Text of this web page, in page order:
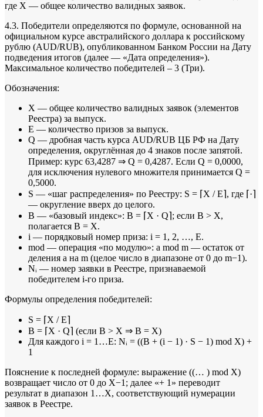
где X — общее количество валидных заявок.
4.3. Победители определяются по формуле, основанной на
официальном курсе австралийского доллара к российскому
рублю (AUD/RUB), опубликованном Банком России на Дату
подведения итогов (далее — «Дата определения»).
Максимальное количество победителей – 3 (Три).
Обозначения:
X — общее количество валидных заявок (элементов
Реестра) за выпуск.
E — количество призов за выпуск.
Q — дробная часть курса AUD/RUB ЦБ РФ на Дату
определения, округлённая до 4 знаков после запятой.
Пример: курс 63,4287 ⇒ Q = 0,4287. Если Q = 0,0000,
для исключения нулевого множителя принимается Q =
0,5000.
S — «шаг распределения» по Реестру: S = ⌈X / E⌉, где ⌈·⌉
— округление вверх до целого.
B — «базовый индекс»: B = ⌈X · Q⌉; если B > X,
полагается B = X.
i — порядковый номер приза: i = 1, 2, …, E.
mod — операция «по модулю»: a mod m — остаток от
деления a на m (целое число в диапазоне от 0 до m−1).
Nᵢ — номер заявки в Реестре, признаваемой
победителем i-го приза.
Формулы определения победителей:
S = ⌈X / E⌉
B = ⌈X · Q⌉ (если B > X ⇒ B = X)
Для каждого i = 1…E: Nᵢ = ((B + (i − 1) · S − 1) mod X) +
1
Пояснение к последней формуле: выражение ((… ) mod X)
возвращает число от 0 до X−1; далее «+ 1» переводит
результат в диапазон 1…X, соответствующий нумерации
заявок в Реестре.